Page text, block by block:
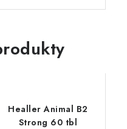
Healler Animal B2
Strong 60 tbl